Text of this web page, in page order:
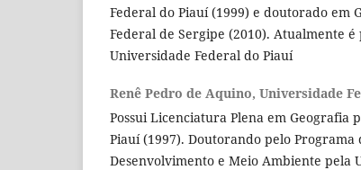
Federal do Piauí (1999) e doutorado em
Federal de Sergipe (2010). Atualmente
Universidade Federal do Piauí
Renê Pedro de Aquino, Universidade
Possui Licenciatura Plena em Geografia
Piauí (1997). Doutorando pelo Programa
Desenvolvimento e Meio Ambiente pela